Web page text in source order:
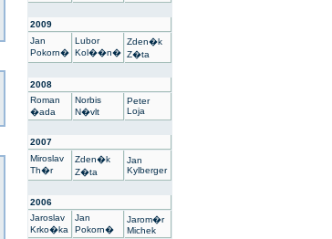
2009
Jan
Pokorn�
Lubor
Kol��n�
Zden�k
Z�ta
2008
Roman
�ada
Norbis
N�vlt
Peter
Loja
2007
Miroslav
Th�r
Zden�k
Z�ta
Jan
Kylberger
2006
Jaroslav
Krko�ka
Jan
Pokorn�
Jarom�r
Michek